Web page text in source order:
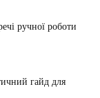
ручної роботи
гайд для